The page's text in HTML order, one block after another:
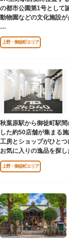
の都市公園第1号として
動物園などの文化施設
ソメイヨシノやヤマザ
所としても有名。シーズ
例年延べ330万人近い
ので、バードウォッチ
美術館や博物館で国内
りを感じながら史跡巡
りきれないほどの魅力
上野・御徒町エリア
秋葉原駅から御徒町駅
した約50店舗が集まる
工房とショップがひと
お気に入りの逸品を探
参加して自分だけのオリ
ニケーションをとりなが
ないぬくもりと、新しい
名前の由来は、東京駅
駅（AKIHABARA）と御
「AKI-OKA」、フラン
上野・御徒町エリア